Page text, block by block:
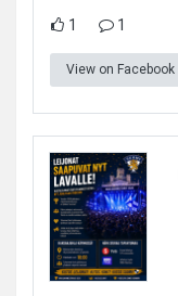
1 1
View on Facebook